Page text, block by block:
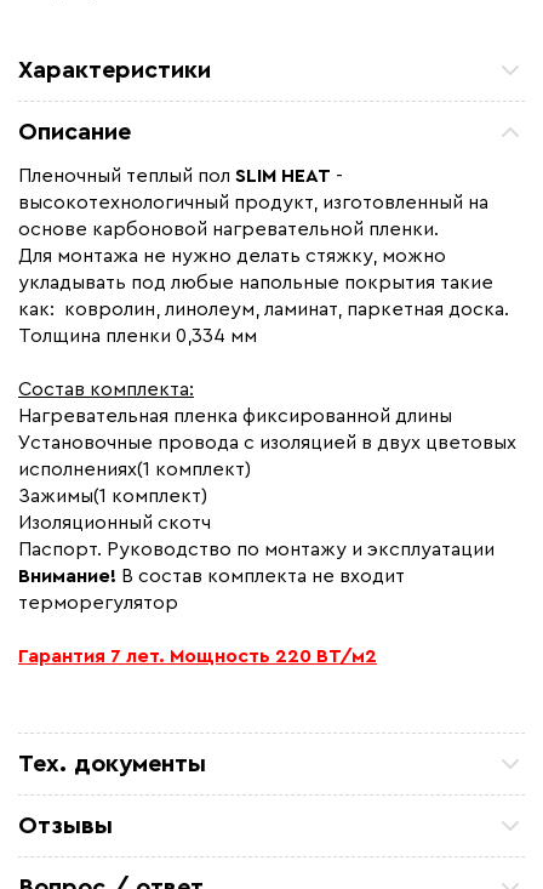
Характеристики
Мощность (Вт)
Назначение
Под линолеум / ковролин,
Монтаж Сухой монтаж
Макс. рабочая температура (C)
Ширина (мм)
Толщина (мм) 0,4
Длина установочного провода, м
Страна производства
Гарантия (год)
Срок службы(год)
Коллекция
Минимальная температура(C) 5
Артикул 100035778100
Описание
Пленочный теплый пол SLIM HEAT -
высокотехнологичный продукт, изготовленный на
основе карбоновой нагревательной пленки.
Для монтажа не нужно делать стяжку, можно
укладывать под любые напольные покрытия такие
как: ковролин, линолеум, ламинат, паркетная доска.
Толщина пленки 0,334 мм
Состав комплекта:
Нагревательная пленка фиксированной длины
Установочные провода с изоляцией в двух цветовых
исполнениях(1 комплект)
Зажимы(1 комплект)
Изоляционный скотч
Паспорт. Руководство по монтажу и эксплуатации
Внимание! В состав комплекта не входит
терморегулятор
Гарантия 7 лет. Мощность 220 ВТ/м2
Тех. документы
СЭО.00002.04 РЭ(П)
Отзывы